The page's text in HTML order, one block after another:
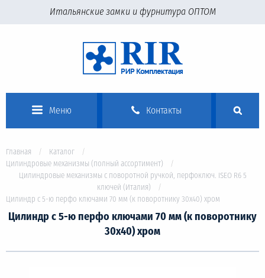
Итальянские замки и фурнитура ОПТОМ
Меню Контакты
Главная
Каталог
Цилиндровые механизмы (полный ассортимент)
Цилиндровые механизмы с поворотной ручкой, перфоключ. ISEO R6 5
ключей (Италия)
Цилиндр с 5-ю перфо ключами 70 мм (к поворотнику 30х40) хром
Цилиндр с 5-ю перфо ключами 70 мм (к поворотнику
30х40) хром